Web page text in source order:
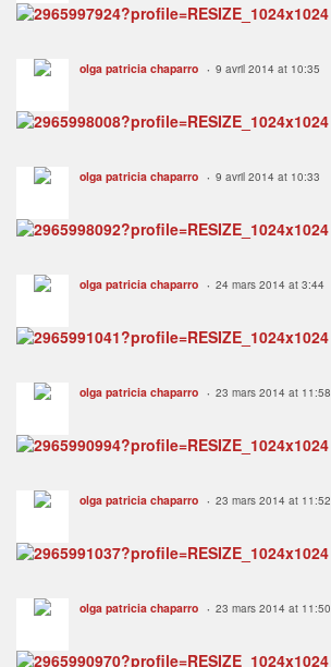
olga patricia chaparro 9 avril 2014 at 10:35
olga patricia chaparro 9 avril 2014 at 10:33
olga patricia chaparro 24 mars 2014 at 3:44
olga patricia chaparro 23 mars 2014 at 11:58
olga patricia chaparro 23 mars 2014 at 11:52
olga patricia chaparro 23 mars 2014 at 11:50